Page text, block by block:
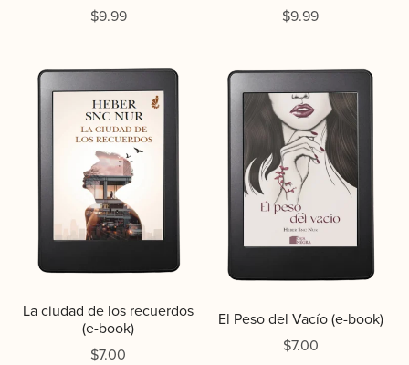
$9.99
$9.99
La ciudad de los recuerdos
(e-book)
$7.00
El Peso del Vacío (e-book)
$7.00